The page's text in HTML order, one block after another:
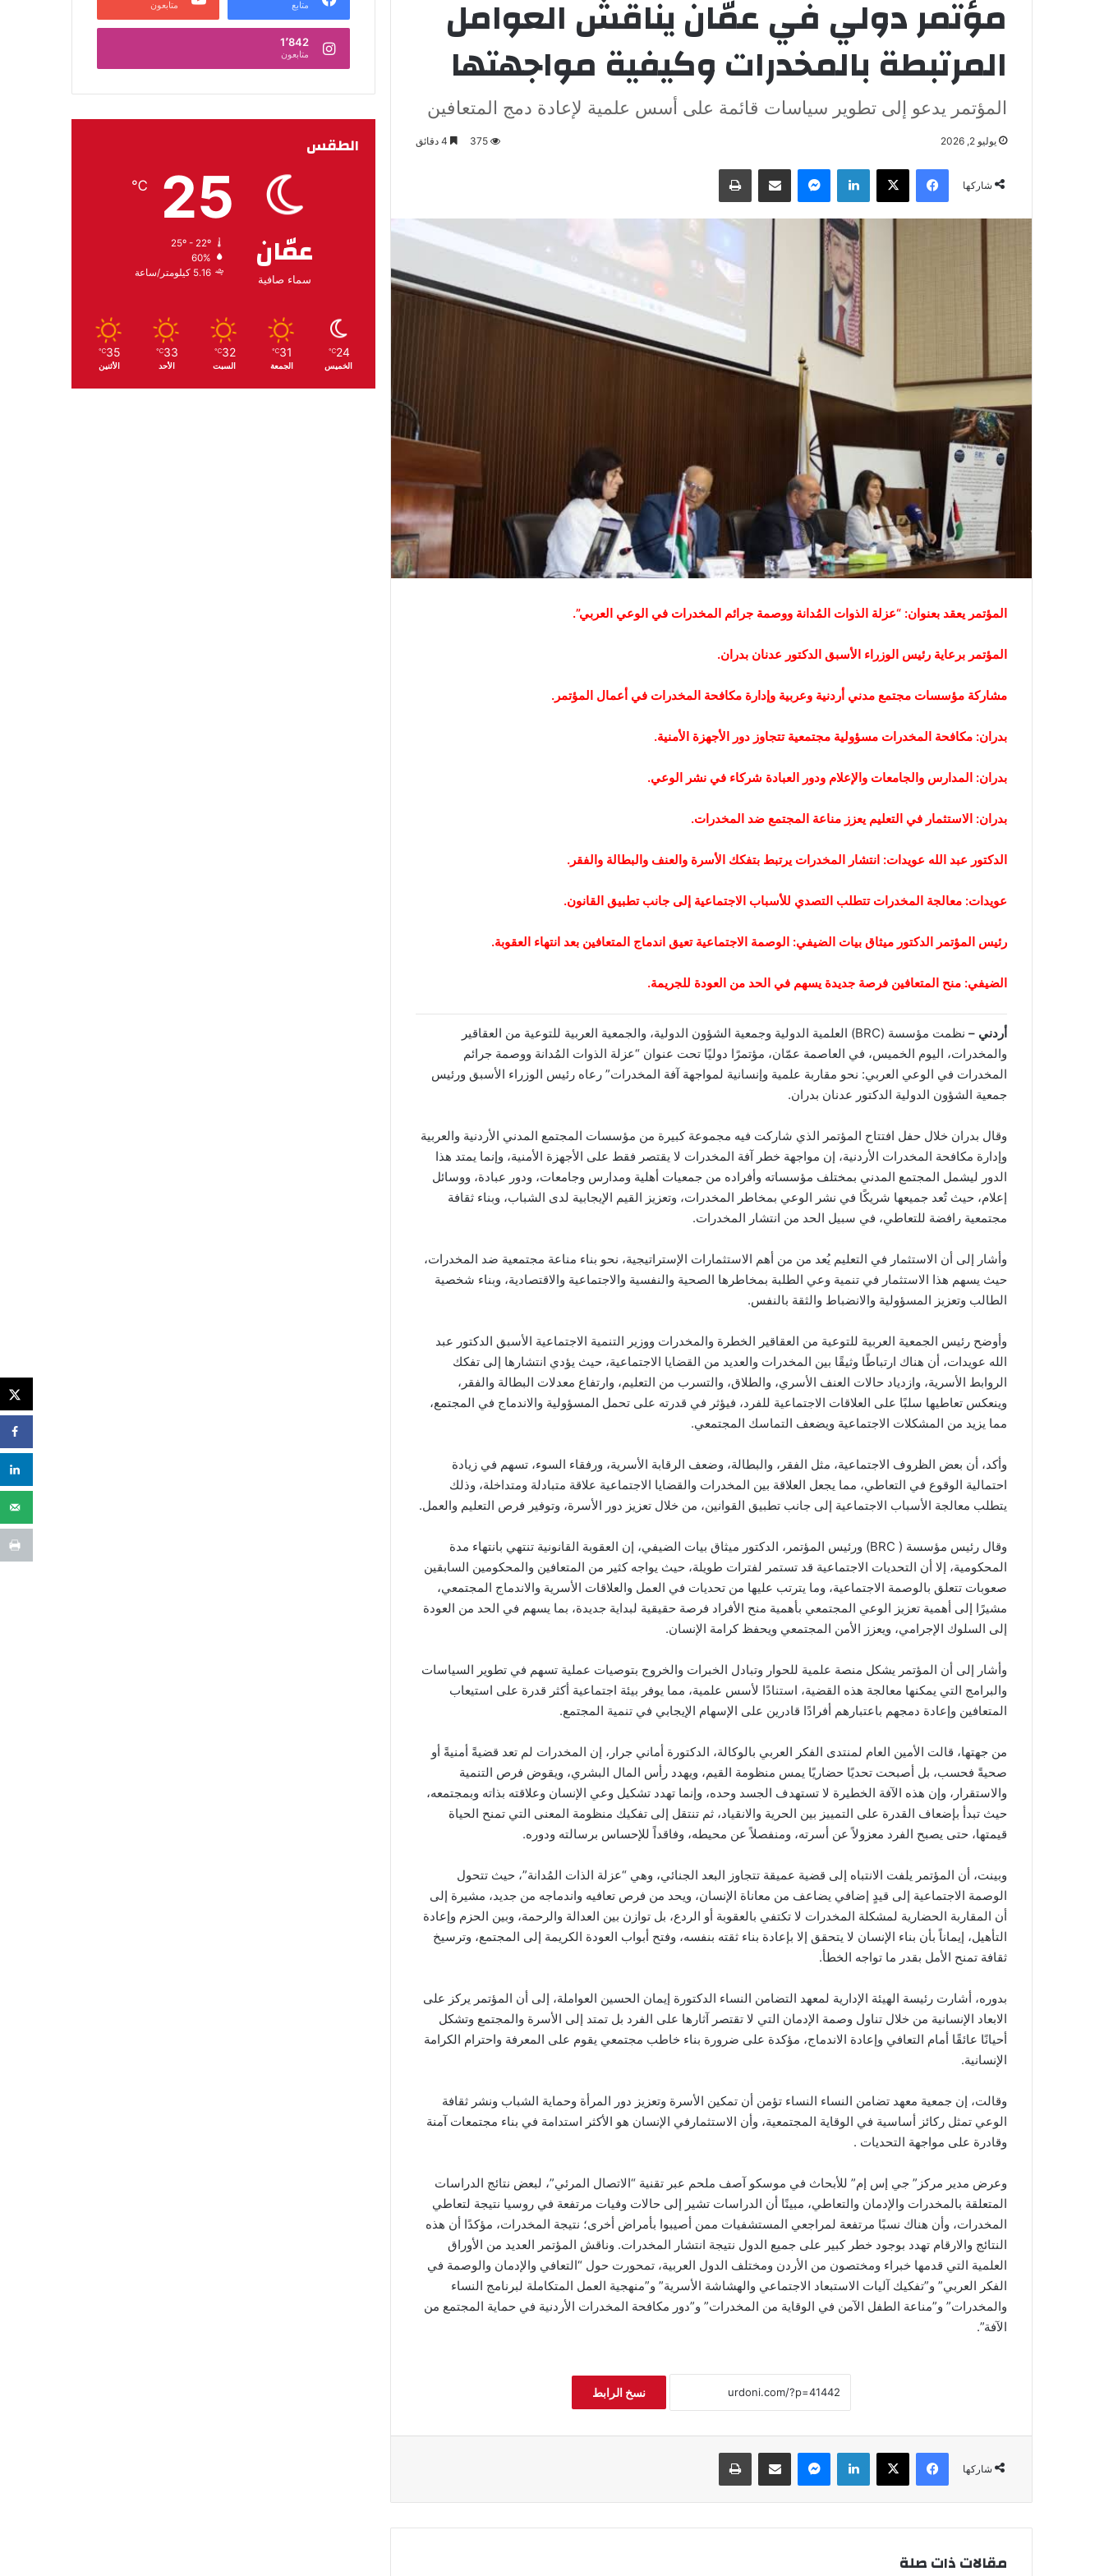
مؤتمر دولي في عمّان يناقش العوامل
المرتبطة بالمخدرات وكيفية مواجهتها
المؤتمر يدعو إلى تطوير سياسات قائمة على أسس علمية لإعادة دمج المتعافين
يوليو 2, 2026 375
شاركها
فيسبوك لينكدإن
المؤتمر يعقد بعنوان: “عزلة الذوات المُدانة ووصمة جرائم المخدرات في الوعي العربي”.
المؤتمر برعاية رئيس الوزراء الأسبق الدكتور عدنان بدران.
مشاركة مؤسسات مجتمع مدني أردنية وعربية وإدارة مكافحة المخدرات في أعمال المؤتمر.
بدران: مكافحة المخدرات مسؤولية مجتمعية تتجاوز دور الأجهزة الأمنية.
بدران: المدارس والجامعات والإعلام ودور العبادة شركاء في نشر الوعي.
بدران: الاستثمار في التعليم يعزز مناعة المجتمع ضد المخدرات.
الدكتور عبد الله عويدات: انتشار المخدرات يرتبط بتفكك الأسرة والعنف والبطالة والفقر.
عويدات: معالجة المخدرات تتطلب التصدي للأسباب الاجتماعية إلى جانب تطبيق القانون.
رئيس المؤتمر الدكتور ميثاق بيات الضيفي: الوصمة الاجتماعية تعيق اندماج المتعافين بعد انتهاء العقوبة.
الضيفي: منح المتعافين فرصة جديدة يسهم في الحد من العودة للجريمة.
أردني –
نظمت مؤسسة (BRC) العلمية الدولية وجمعية الشؤون الدولية، والجمعية العربية للتوعية من العقاقير
والمخدرات، اليوم الخميس، في العاصمة عمّان، مؤتمرًا دوليًا تحت عنوان “عزلة الذوات المُدانة ووصمة جرائم
المخدرات في الوعي العربي: نحو مقاربة علمية وإنسانية لمواجهة آفة المخدرات” رعاه رئيس الوزراء الأسبق ورئيس
جمعية الشؤون الدولية الدكتور عدنان بدران.
وقال بدران خلال حفل افتتاح المؤتمر الذي شاركت فيه مجموعة كبيرة من مؤسسات المجتمع المدني الأردنية والعربية
وإدارة مكافحة المخدرات الأردنية، إن مواجهة خطر آفة المخدرات لا يقتصر فقط على الأجهزة الأمنية، وإنما يمتد هذا
الدور ليشمل المجتمع المدني بمختلف مؤسساته وأفراده من جمعيات أهلية ومدارس وجامعات، ودور عبادة، ووسائل
إعلام، حيث تُعد جميعها شريكًا في نشر الوعي بمخاطر المخدرات، وتعزيز القيم الإيجابية لدى الشباب، وبناء ثقافة
مجتمعية رافضة للتعاطي، في سبيل الحد من انتشار المخدرات.
وأشار إلى أن الاستثمار في التعليم يُعد من من أهم الاستثمارات الإستراتيجية، نحو بناء مناعة مجتمعية ضد المخدرات،
حيث يسهم هذا الاستثمار في تنمية وعي الطلبة بمخاطرها الصحية والنفسية والاجتماعية والاقتصادية، وبناء شخصية
الطالب وتعزيز المسؤولية والانضباط والثقة بالنفس.
وأوضح رئيس الجمعية العربية للتوعية من العقاقير الخطرة والمخدرات ووزير التنمية الاجتماعية الأسبق الدكتور عبد
الله عويدات، أن هناك ارتباطًا وثيقًا بين المخدرات والعديد من القضايا الاجتماعية، حيث يؤدي انتشارها إلى تفكك
الروابط الأسرية، وازدياد حالات العنف الأسري، والطلاق، والتسرب من التعليم، وارتفاع معدلات البطالة والفقر،
وينعكس تعاطيها سلبًا على العلاقات الاجتماعية للفرد، فيؤثر في قدرته على تحمل المسؤولية والاندماج في المجتمع،
مما يزيد من المشكلات الاجتماعية ويضعف التماسك المجتمعي.
وأكد، أن بعض الظروف الاجتماعية، مثل الفقر، والبطالة، وضعف الرقابة الأسرية، ورفقاء السوء، تسهم في زيادة
احتمالية الوقوع في التعاطي، مما يجعل العلاقة بين المخدرات والقضايا الاجتماعية علاقة متبادلة ومتداخلة، وذلك
يتطلب معالجة الأسباب الاجتماعية إلى جانب تطبيق القوانين، من خلال تعزيز دور الأسرة، وتوفير فرص التعليم والعمل.
وقال رئيس مؤسسة ( BRC) ورئيس المؤتمر، الدكتور ميثاق بيات الضيفي، إن العقوبة القانونية تنتهي بانتهاء مدة
المحكومية، إلا أن التحديات الاجتماعية قد تستمر لفترات طويلة، حيث يواجه كثير من المتعافين والمحكومين السابقين
صعوبات تتعلق بالوصمة الاجتماعية، وما يترتب عليها من تحديات في العمل والعلاقات الأسرية والاندماج المجتمعي،
مشيرًا إلى أهمية تعزيز الوعي المجتمعي بأهمية منح الأفراد فرصة حقيقية لبداية جديدة، بما يسهم في الحد من العودة
إلى السلوك الإجرامي، ويعزز الأمن المجتمعي ويحفظ كرامة الإنسان.
وأشار إلى أن المؤتمر يشكل منصة علمية للحوار وتبادل الخبرات والخروج بتوصيات عملية تسهم في تطوير السياسات
والبرامج التي يمكنها معالجة هذه القضية، استنادًا لأسس علمية، مما يوفر بيئة اجتماعية أكثر قدرة على استيعاب
المتعافين وإعادة دمجهم باعتبارهم أفرادًا قادرين على الإسهام الإيجابي في تنمية المجتمع.
من جهتها، قالت الأمين العام لمنتدى الفكر العربي بالوكالة، الدكتورة أماني جرار، إن المخدرات لم تعد قضيةً أمنيةً أو
صحيةً فحسب، بل أصبحت تحديًا حضاريًا يمس منظومة القيم، ويهدد رأس المال البشري، ويقوض فرص التنمية
والاستقرار، وإن هذه الآفة الخطيرة لا تستهدف الجسد وحده، وإنما تهدد تشكيل وعي الإنسان وعلاقته بذاته وبمجتمعه،
حيث تبدأ بإضعاف القدرة على التمييز بين الحرية والانقياد، ثم تنتقل إلى تفكيك منظومة المعنى التي تمنح الحياة
قيمتها، حتى يصبح الفرد معزولاً عن أسرته، ومنفصلاً عن محيطه، وفاقداً للإحساس برسالته ودوره.
وبينت، أن المؤتمر يلفت الانتباه إلى قضية عميقة تتجاوز البعد الجنائي، وهي “عزلة الذات المُدانة”، حيث تتحول
الوصمة الاجتماعية إلى قيدٍ إضافي يضاعف من معاناة الإنسان، ويحد من فرص تعافيه واندماجه من جديد، مشيرة إلى
أن المقاربة الحضارية لمشكلة المخدرات لا تكتفي بالعقوبة أو الردع، بل توازن بين العدالة والرحمة، وبين الحزم وإعادة
التأهيل، إيماناً بأن بناء الإنسان لا يتحقق إلا بإعادة بناء ثقته بنفسه، وفتح أبواب العودة الكريمة إلى المجتمع، وترسيخ
ثقافة تمنح الأمل بقدر ما تواجه الخطأ.
بدوره، أشارت رئيسة الهيئة الإدارية لمعهد التضامن النساء الدكتورة إيمان الحسين العواملة، إلى أن المؤتمر يركز على
الابعاد الإنسانية من خلال تناول وصمة الإدمان التي لا تقتصر آثارها على الفرد بل تمتد إلى الأسرة والمجتمع وتشكل
أحيانًا عائقًا أمام التعافي وإعادة الاندماج، مؤكدة على ضرورة بناء خاطب مجتمعي يقوم على المعرفة واحترام الكرامة
الإنسانية.
وقالت، إن جمعية معهد تضامن النساء النساء تؤمن أن تمكين الأسرة وتعزيز دور المرأة وحماية الشباب ونشر ثقافة
الوعي تمثل ركائز أساسية في الوقاية المجتمعية، وأن الاستثمارفي الإنسان هو الأكثر استدامة في بناء مجتمعات آمنة
وقادرة على مواجهة التحديات .
وعرض مدير مركز” جي إس إم” للأبحاث في موسكو آصف ملحم عبر تقنية “الاتصال المرئي”، لبعض نتائج الدراسات
المتعلقة بالمخدرات والإدمان والتعاطي، مبينًا أن الدراسات تشير إلى حالات وفيات مرتفعة في روسيا نتيجة لتعاطي
المخدرات، وأن هناك نسبًا مرتفعة لمراجعي المستشفيات ممن أصيبوا بأمراض أخرى؛ نتيجة المخدرات، مؤكدًا أن هذه
النتائج والارقام تهدد بوجود خطر كبير على جميع الدول نتيجة انتشار المخدرات. وناقش المؤتمر العديد من الأوراق
العلمية التي قدمها خبراء ومختصون من الأردن ومختلف الدول العربية، تمحورت حول “التعافي والإدمان والوصمة في
الفكر العربي” و”تفكيك آليات الاستبعاد الاجتماعي والهشاشة الأسرية” و”منهجية العمل المتكاملة لبرنامج النساء
والمخدرات” و”مناعة الطفل الآمن في الوقاية من المخدرات” و”دور مكافحة المخدرات الأردنية في حماية المجتمع من
الآفة”.
نسخ الرابط
شاركها
فيسبوك لينكدإن
مقالات ذات صلة
متابع متابعون
1٬842
متابعون
الطقس
عمّان
سماء صافية
25
℃
25º - 22º
60%
5.16 كيلومتر/ساعة
24
℃
الخميس
31
℃
الجمعة
32
℃
السبت
33
℃
الأحد
35
℃
الأثنين